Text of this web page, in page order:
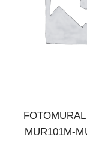
MUR101M-